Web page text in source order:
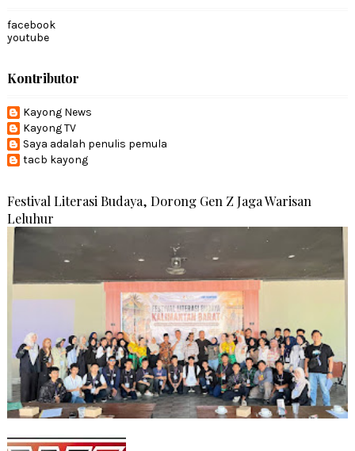
facebook
youtube
Kontributor
Kayong News
Kayong TV
Saya adalah penulis pemula
tacb kayong
Festival Literasi Budaya, Dorong Gen Z Jaga Warisan
Leluhur